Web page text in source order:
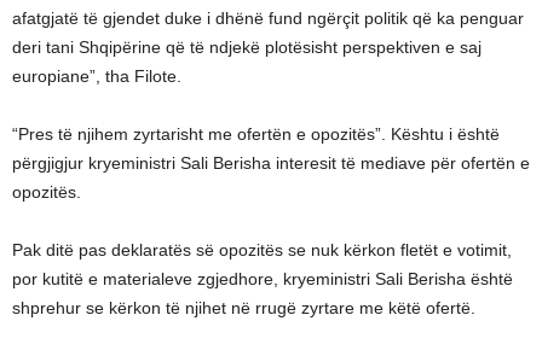
afatgjatë të gjendet duke i dhënë fund ngërçit politik që ka penguar
deri tani Shqipërine që të ndjekë plotësisht perspektiven e saj
europiane”, tha Filote.
“Pres të njihem zyrtarisht me ofertën e opozitës”. Kështu i është
përgjigjur kryeministri Sali Berisha interesit të mediave për ofertën e
opozitës.
Pak ditë pas deklaratës së opozitës se nuk kërkon fletët e votimit,
por kutitë e materialeve zgjedhore, kryeministri Sali Berisha është
shprehur se kërkon të njihet në rrugë zyrtare me këtë ofertë.